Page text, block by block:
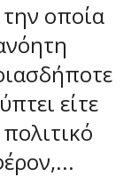
οποία
είτε